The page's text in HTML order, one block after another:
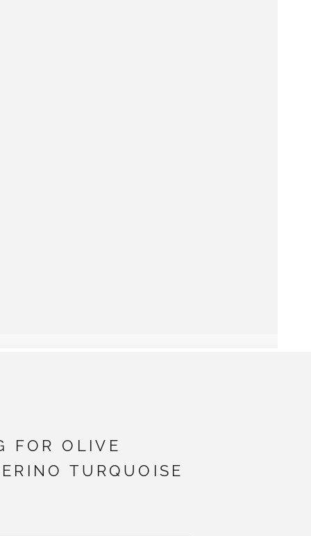
FOR OLIVE
TURQUOISE